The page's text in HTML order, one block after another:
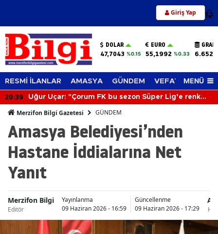
Giriş Yap 12
DOLAR
47,7043 %0.15
EURO
55,1992 %0.33
RESMİ İLANLAR AMASYA GÜNDEM VEFAT EDENLER
MENÜ
20:39
Uğur Uçar: "Çorum FK bu sezon Süper Lig’e renk
Merzifon Bilgi Gazetesi GÜNDEM
Amasya Belediyesi’nden
Hastane İddialarına Net
Yanıt
Merzifon Bilgi
Editör
Yayınlanma
09 Haziran 2026 - 16:59
Güncellenme
09 Haziran 2026 - 17:29